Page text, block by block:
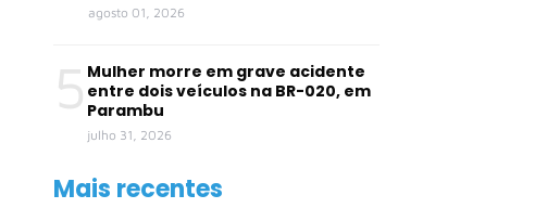
agosto 01, 2026
5 Mulher morre em grave acidente
entre dois veículos na BR-020, em
Parambu
julho 31, 2026
Mais recentes